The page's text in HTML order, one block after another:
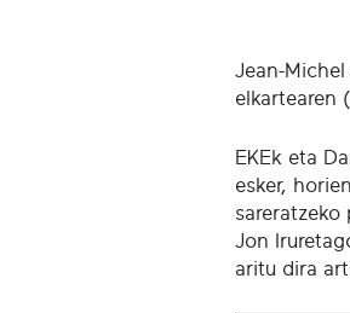
Jean-
elkartearen
EKEk eta
esker,
sareratzeko
Jon
aritu dira